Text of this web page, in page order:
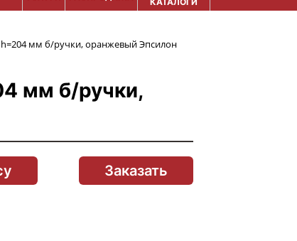
h=204 мм б/ручки, оранжевый Эпсилон
мм б/ручки,
Заказать